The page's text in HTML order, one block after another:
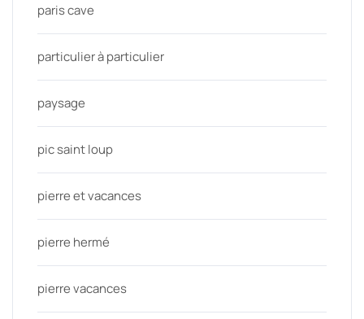
paris cave
particulier à particulier
paysage
pic saint loup
pierre et vacances
pierre hermé
pierre vacances